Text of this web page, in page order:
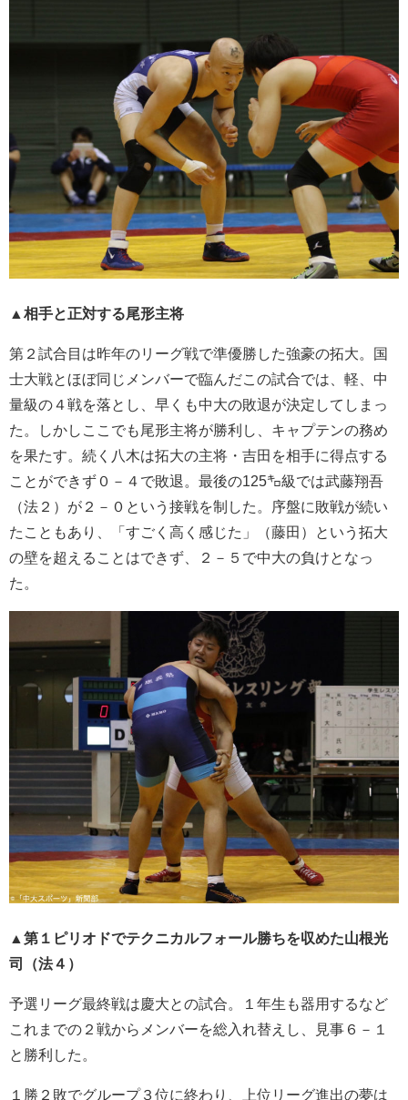
▲相手と正対する尾形主将
第２試合目は昨年のリーグ戦で準優勝した強豪の拓大。国
士大戦とほぼ同じメンバーで臨んだこの試合では、軽、中
量級の４戦を落とし、早くも中大の敗退が決定してしまっ
た。しかしここでも尾形主将が勝利し、キャプテンの務め
を果たす。続く八木は拓大の主将・吉田を相手に得点する
ことができず０－４で敗退。最後の125㌔級では武藤翔吾
（法２）が２－０という接戦を制した。序盤に敗戦が続い
たこともあり、「すごく高く感じた」（藤田）という拓大
の壁を超えることはできず、２－５で中大の負けとなっ
た。
▲第１ピリオドでテクニカルフォール勝ちを収めた山根光
司（法４）
予選リーグ最終戦は慶大との試合。１年生も器用するなど
これまでの２戦からメンバーを総入れ替えし、見事６－１
と勝利した。
１勝２敗でグループ３位に終わり、上位リーグ進出の夢は